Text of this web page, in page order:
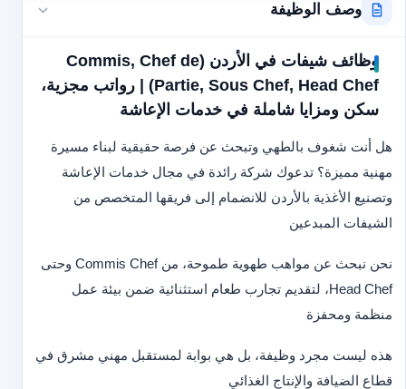
وصف الوظيفة
وظائف شيفات في الأردن (Commis, Chef de
Partie, Sous Chef, Head Chef) | رواتب مجزية،
سكن ومزايا شاملة في خدمات الإعاشة
هل أنت شغوف بالطهي وتبحث عن فرصة حقيقية لبناء مسيرة
مهنية مميزة؟ تدعوك شركة رائدة في مجال خدمات الإعاشة
وتصنيع الأغذية بالأردن للانضمام إلى فريقها المتخصص من
الشيفات المبدعين
نحن نبحث عن مواهب طهوية طموحة، من Commis Chef وحتى
Head Chef، لتقديم تجارب طعام استثنائية ضمن بيئة عمل
منظمة ومحفزة
هذه ليست مجرد وظيفة، بل هي بوابة لمستقبل مهني مشرق في
قطاع الضيافة والإنتاج الغذائي